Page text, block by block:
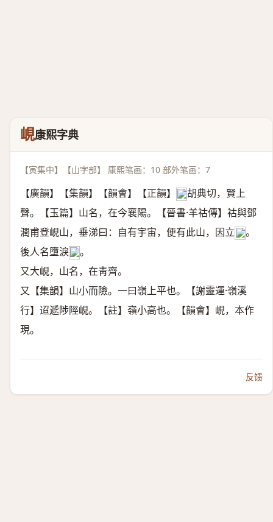
峴康熙字典
【寅集中】【山字部】 康熙笔画：10 部外笔画：7
【廣韻】【集韻】【韻會】【正韻】 𠀤胡典切，賢上
聲。【玉篇】山名，在今襄陽。【晉書·羊祜傳】祜與鄧
潤甫登峴山，垂涕曰：自有宇宙，便有此山，因立𥓓 。
後人名墮淚𥓓 。
又大峴，山名，在靑齊。
又【集韻】山小而險。一曰嶺上平也。【謝靈運·嶺溪
行】迢遞陟陘峴。【註】嶺小高也。【韻會】峴，本作
現。
反馈